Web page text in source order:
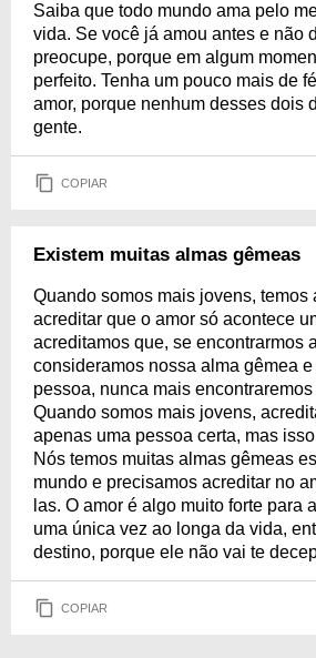
Saiba que todo mundo ama pelo
vida. Se você já amou antes e não
preocupe, porque em algum
perfeito. Tenha um pouco mais de
amor, porque nenhum desses dois
gente.
COPIAR
Existem muitas almas gêmeas
Quando somos mais jovens, temos
acreditar que o amor só acontece
acreditamos que, se encontrarmos
consideramos nossa alma gêmea
pessoa, nunca mais
Quando somos mais jovens,
apenas uma pessoa certa, mas
Nós temos muitas almas gêmeas
mundo e precisamos acreditar no
las. O amor é algo muito forte para
uma única vez ao longa da vida,
destino, porque ele não vai te
COPIAR